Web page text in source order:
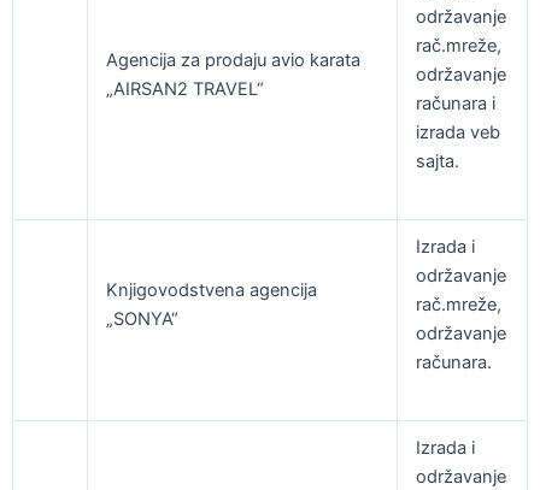
Agencija za prodaju avio karata
„AIRSAN2 TRAVEL“
održavanje
rač.mreže,
održavanje
računara i
izrada veb
sajta.
Knjigovodstvena agencija
„SONYA“
Izrada i
održavanje
rač.mreže,
održavanje
računara.
Izrada i
održavanje